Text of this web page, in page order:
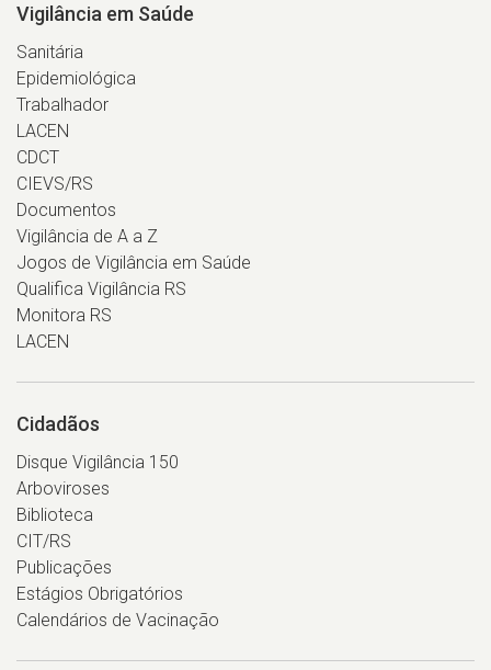
Vigilância em Saúde
Sanitária
Epidemiológica
Trabalhador
LACEN
CDCT
CIEVS/RS
Documentos
Vigilância de A a Z
Jogos de Vigilância em Saúde
Qualifica Vigilância RS
Monitora RS
LACEN
Cidadãos
Disque Vigilância 150
Arboviroses
Biblioteca
CIT/RS
Publicações
Estágios Obrigatórios
Calendários de Vacinação